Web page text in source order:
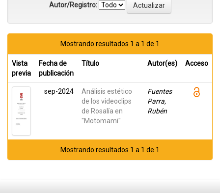
Autor/Registro:
Mostrando resultados 1 a 1 de 1
Vista
previa
Fecha de
publicación
Título Autor(es) Acceso
sep-2024
Análisis estético
de los videoclips
de Rosalía en
"Motomami"
Fuentes
Parra,
Rubén
Mostrando resultados 1 a 1 de 1